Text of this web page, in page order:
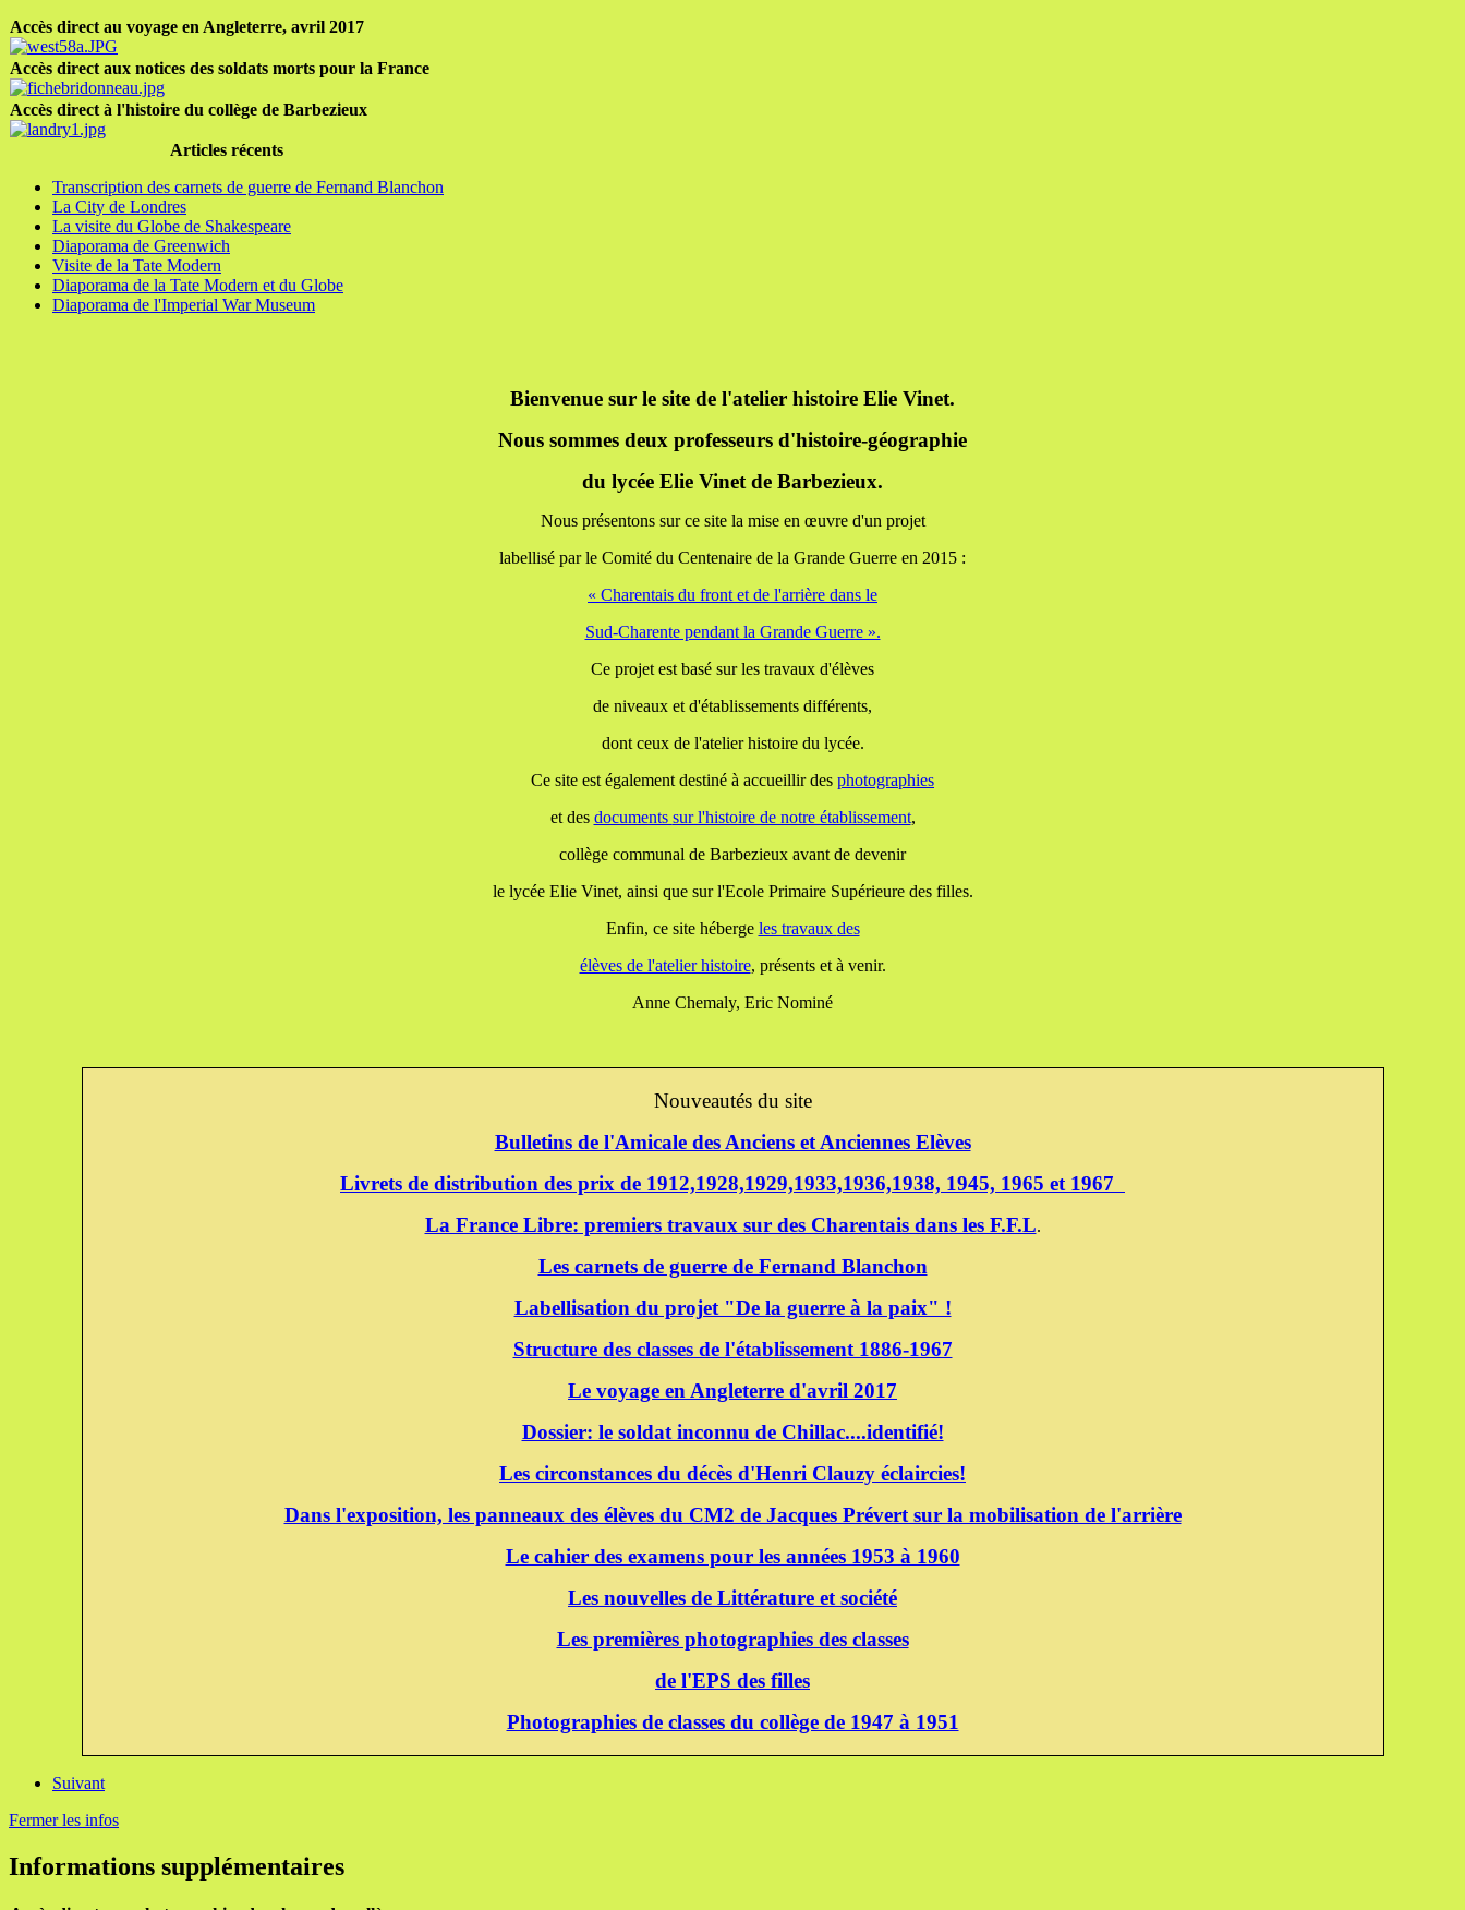
Accès direct au voyage en Angleterre, avril 2017
Accès direct aux notices des soldats morts pour la France
Accès direct à l'histoire du collège de Barbezieux
Articles récents
Transcription des carnets de guerre de Fernand Blanchon
La City de Londres
La visite du Globe de Shakespeare
Diaporama de Greenwich
Visite de la Tate Modern
Diaporama de la Tate Modern et du Globe
Diaporama de l'Imperial War Museum
Bienvenue sur le site de l'atelier histoire Elie Vinet.
Nous sommes deux professeurs d'histoire-géographie
du lycée Elie Vinet de Barbezieux.
Nous présentons sur ce site la mise en œuvre d'un projet
labellisé par le Comité du Centenaire de la Grande Guerre en 2015 :
« Charentais du front et de l'arrière dans le
Sud-Charente pendant la Grande Guerre ».
Ce projet est basé sur les travaux d'élèves
de niveaux et d'établissements différents,
dont ceux de l'atelier histoire du lycée.
Ce site est également destiné à accueillir des photographies
et des documents sur l'histoire de notre établissement,
collège communal de Barbezieux avant de devenir
le lycée Elie Vinet, ainsi que sur l'Ecole Primaire Supérieure des filles.
Enfin, ce site héberge les travaux des
élèves de l'atelier histoire, présents et à venir.
Anne Chemaly, Eric Nominé
Nouveautés du site
Bulletins de l'Amicale des Anciens et Anciennes Elèves
Livrets de distribution des prix de 1912,1928,1929,1933,1936,1938, 1945, 1965 et 1967
La France Libre: premiers travaux sur des Charentais dans les F.F.L.
Les carnets de guerre de Fernand Blanchon
Labellisation du projet "De la guerre à la paix" !
Structure des classes de l'établissement 1886-1967
Le voyage en Angleterre d'avril 2017
Dossier: le soldat inconnu de Chillac....identifié!
Les circonstances du décès d'Henri Clauzy éclaircies!
Dans l'exposition, les panneaux des élèves du CM2 de Jacques Prévert sur la mobilisation de l'arrière
Le cahier des examens pour les années 1953 à 1960
Les nouvelles de Littérature et société
Les premières photographies des classes
de l'EPS des filles
Photographies de classes du collège de 1947 à 1951
Suivant
Fermer les infos
Informations supplémentaires